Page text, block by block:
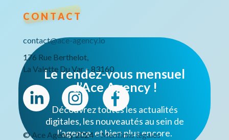
Le rendez-vous mensuel
d’Ace Agency !
Découvrez toutes les actualités
digitales, les nouveautés au sein de
l’agence, et bien plus encore.
CONTACT
contact@ace-agency.io
176 Rue Berthelot,
La Valette Du Var – 83160
© Ace Agency 2024 –Mentions légales